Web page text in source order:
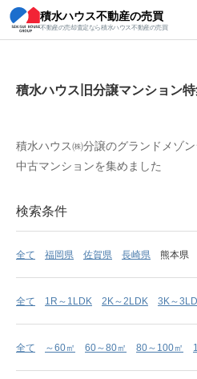
積水ハウス不動産の売買
不動産の売却査定なら積水ハウス不動産の売買
積水ハウス旧分譲
積水ハウス旧分譲マンション
積水ハウス㈱分譲のグランドメゾ
中古マンションを集めました
検索条件
全て 福岡県 佐賀県 長崎県 熊本県
全て 1R～1LDK 2K～2LDK 3K～
全て ～60㎡ 60～80㎡ 80～100㎡